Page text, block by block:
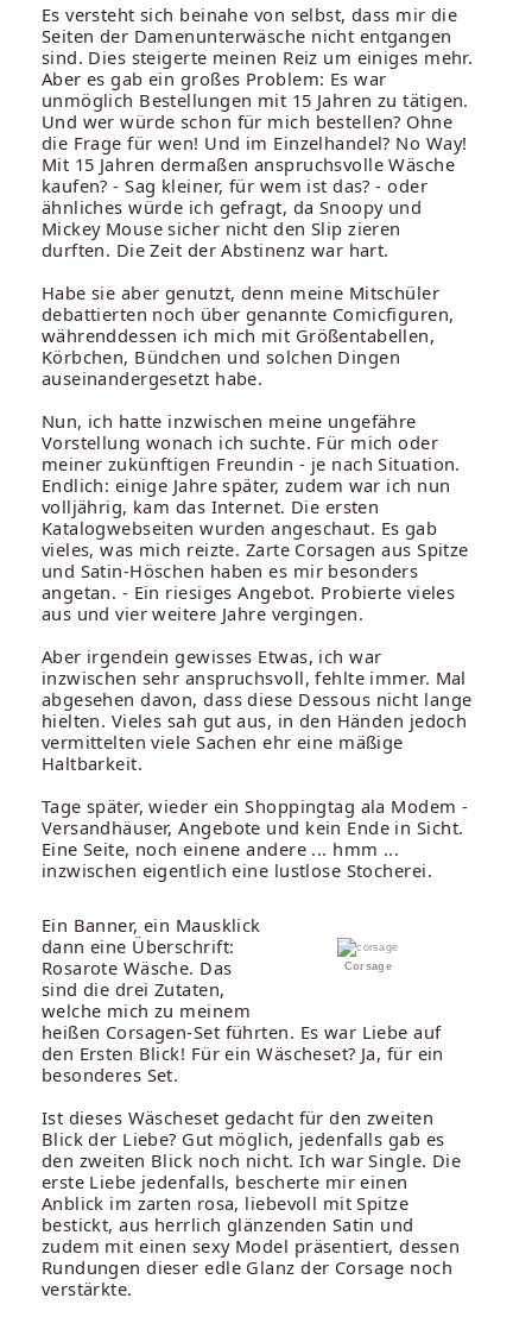
Es versteht sich beinahe von selbst, dass mir die
Seiten der Damenunterwäsche nicht entgangen
sind. Dies steigerte meinen Reiz um einiges mehr.
Aber es gab ein großes Problem: Es war
unmöglich Bestellungen mit 15 Jahren zu tätigen.
Und wer würde schon für mich bestellen? Ohne
die Frage für wen! Und im Einzelhandel? No Way!
Mit 15 Jahren dermaßen anspruchsvolle Wäsche
kaufen? - Sag kleiner, für wem ist das? - oder
ähnliches würde ich gefragt, da Snoopy und
Mickey Mouse sicher nicht den Slip zieren
durften. Die Zeit der Abstinenz war hart.
Habe sie aber genutzt, denn meine Mitschüler
debattierten noch über genannte Comicfiguren,
währenddessen ich mich mit Größentabellen,
Körbchen, Bündchen und solchen Dingen
auseinandergesetzt habe.
Nun, ich hatte inzwischen meine ungefähre
Vorstellung wonach ich suchte. Für mich oder
meiner zukünftigen Freundin - je nach Situation.
Endlich: einige Jahre später, zudem war ich nun
volljährig, kam das Internet. Die ersten
Katalogwebseiten wurden angeschaut. Es gab
vieles, was mich reizte. Zarte Corsagen aus Spitze
und Satin-Höschen haben es mir besonders
angetan. - Ein riesiges Angebot. Probierte vieles
aus und vier weitere Jahre vergingen.
Aber irgendein gewisses Etwas, ich war
inzwischen sehr anspruchsvoll, fehlte immer. Mal
abgesehen davon, dass diese Dessous nicht lange
hielten. Vieles sah gut aus, in den Händen jedoch
vermittelten viele Sachen ehr eine mäßige
Haltbarkeit.
Tage später, wieder ein Shoppingtag ala Modem -
Versandhäuser, Angebote und kein Ende in Sicht.
Eine Seite, noch einene andere ... hmm ...
inzwischen eigentlich eine lustlose Stocherei.
Corsage
Ein Banner, ein Mausklick
dann eine Überschrift:
Rosarote Wäsche. Das
sind die drei Zutaten,
welche mich zu meinem
heißen Corsagen-Set führten. Es war Liebe auf
den Ersten Blick! Für ein Wäscheset? Ja, für ein
besonderes Set.
Ist dieses Wäscheset gedacht für den zweiten
Blick der Liebe? Gut möglich, jedenfalls gab es
den zweiten Blick noch nicht. Ich war Single. Die
erste Liebe jedenfalls, bescherte mir einen
Anblick im zarten rosa, liebevoll mit Spitze
bestickt, aus herrlich glänzenden Satin und
zudem mit einen sexy Model präsentiert, dessen
Rundungen dieser edle Glanz der Corsage noch
verstärkte.